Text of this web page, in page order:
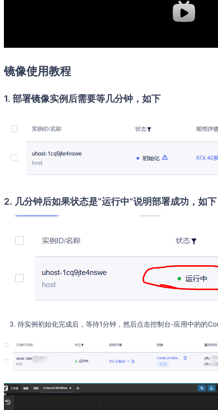
镜像使用教程
1. 部署镜像实例后需要等几分钟，如下
2. 几分钟后如果状态是“运行中”说明部署成功，如下
待实例初始化完成后，等待1分钟，然后点击控制台-应用中的的